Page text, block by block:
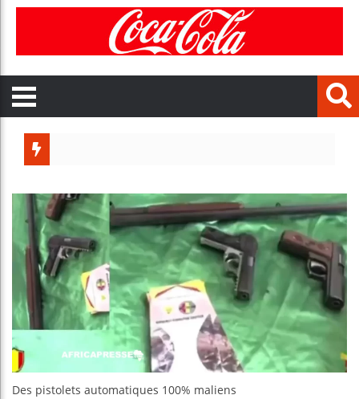
Côte
Tunisie
Ceuta :
Des pistolets automatiques 100% maliens